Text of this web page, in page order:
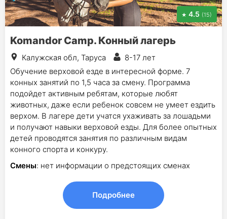
4.5 (15)
Komandor Camp. Конный лагерь
Калужская обл, Таруса
8-17 лет
Обучение верховой езде в интересной форме. 7
конных занятий по 1,5 часа за смену. Программа
подойдет активным ребятам, которые любят
животных, даже если ребенок совсем не умеет ездить
верхом. В лагере дети учатся ухаживать за лошадьми
и получают навыки верховой езды. Для более опытных
детей проводятся занятия по различным видам
конного спорта и конкуру.
Смены: нет информации о предстоящих сменах
Подробнее